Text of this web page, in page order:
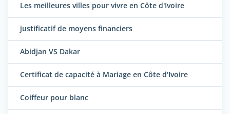
Les meilleures villes pour vivre en Côte d'Ivoire
justificatif de moyens financiers
Abidjan VS Dakar
Certificat de capacité à Mariage en Côte d'Ivoire
Coiffeur pour blanc